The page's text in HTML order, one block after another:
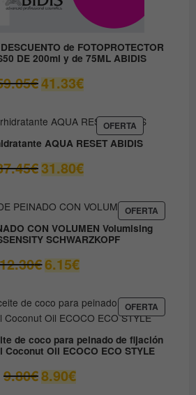
de FOTOPROTECTOR
DE 200ml y de 75ML ABIDIS
€ El
precio
era:
59.05€.
41.33€El
precio
es:
41.33€.
OFERTAPRODUCTO
EN
OFERTA
AQUA RESET ABIDIS
€ El
precio
era:
37.45€.
31.80€El
precio
es:
31.80€.
OFERTA
EN
CON VOLUMEN Volumising
SCHWARZKOPF
12.30€El
precio
era:
12.30€.
6.15€El
precio
es:
6.15€.
OFERTA
EN
de coco para peinado de fijación
Oil ECOCO ECO STYLE
9.80€ El
precio
8.90€El
precio